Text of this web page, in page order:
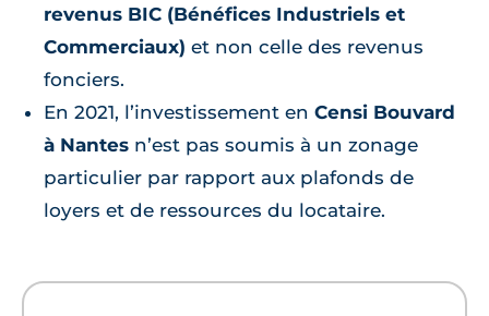
revenus BIC (Bénéfices Industriels et
Commerciaux) et non celle des revenus
fonciers.
En 2021, l’investissement en Censi Bouvard
à Nantes n’est pas soumis à un zonage
particulier par rapport aux plafonds de
loyers et de ressources du locataire.